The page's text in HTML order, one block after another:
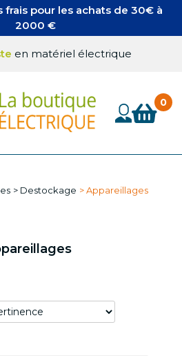
frais pour les achats de 30€ à
2000 €
en matériel électrique
vide
Destockage Appareillages